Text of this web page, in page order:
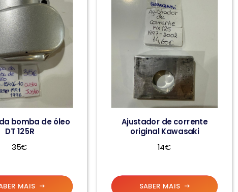
bomba de óleo
DT 125R
35€
MAIS
Ajustador de corrente
original Kawasaki
14€
SABER MAIS